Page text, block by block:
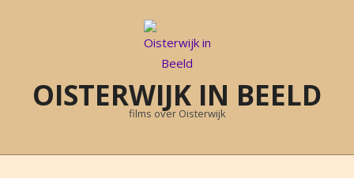
OISTERWIJK IN BEELD
films over Oisterwijk
Primary